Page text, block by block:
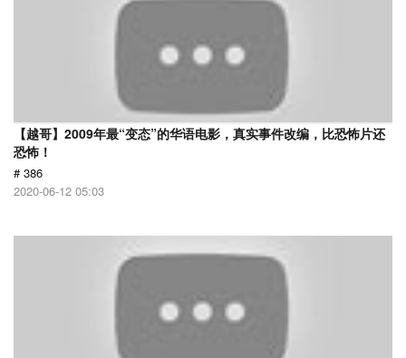
【越哥】2009年最“变态”的华语电影，真实事件改编，比恐怖片还
恐怖！
# 386
2020-06-12 05:03